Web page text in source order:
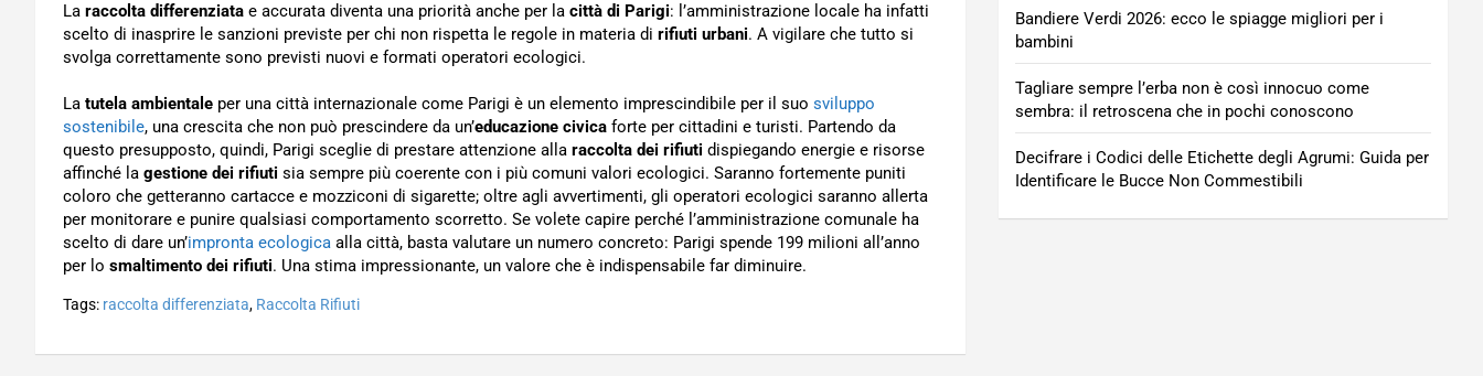
La raccolta differenziata e accurata diventa una priorità anche per la città di Parigi: l’amministrazione locale ha infatti
scelto di inasprire le sanzioni previste per chi non rispetta le regole in materia di rifiuti urbani. A vigilare che tutto si
svolga correttamente sono previsti nuovi e formati operatori ecologici.
La tutela ambientale per una città internazionale come Parigi è un elemento imprescindibile per il suo sviluppo
sostenibile, una crescita che non può prescindere da un’educazione civica forte per cittadini e turisti. Partendo da
questo presupposto, quindi, Parigi sceglie di prestare attenzione alla raccolta dei rifiuti dispiegando energie e risorse
affinché la gestione dei rifiuti sia sempre più coerente con i più comuni valori ecologici. Saranno fortemente puniti
coloro che getteranno cartacce e mozziconi di sigarette; oltre agli avvertimenti, gli operatori ecologici saranno allerta
per monitorare e punire qualsiasi comportamento scorretto. Se volete capire perché l’amministrazione comunale ha
scelto di dare un’impronta ecologica alla città, basta valutare un numero concreto: Parigi spende 199 milioni all’anno
per lo smaltimento dei rifiuti. Una stima impressionante, un valore che è indispensabile far diminuire.
Tags: raccolta differenziata, Raccolta Rifiuti
Bandiere Verdi 2026: ecco le spiagge migliori per i
bambini
Tagliare sempre l’erba non è così innocuo come
sembra: il retroscena che in pochi conoscono
Decifrare i Codici delle Etichette degli Agrumi: Guida per
Identificare le Bucce Non Commestibili